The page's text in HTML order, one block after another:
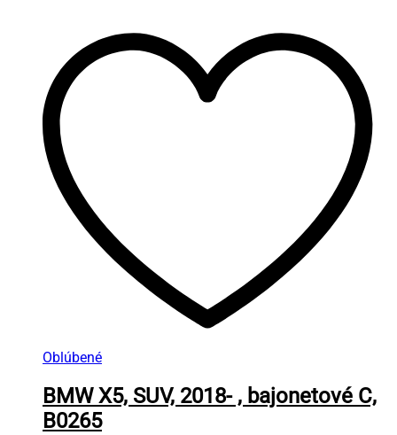
Oblúbené
BMW X5, SUV, 2018- , bajonetové C,
B0265